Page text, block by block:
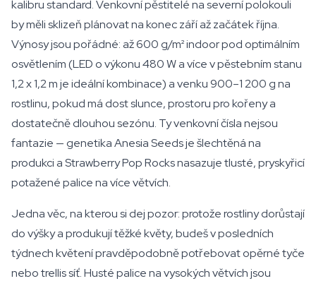
kalibru standard. Venkovní pěstitelé na severní polokouli
by měli sklizeň plánovat na konec září až začátek října.
Výnosy jsou pořádné: až 600 g/m² indoor pod optimálním
osvětlením (LED o výkonu 480 W a více v pěstebním stanu
1,2 x 1,2 m je ideální kombinace) a venku 900–1 200 g na
rostlinu, pokud má dost slunce, prostoru pro kořeny a
dostatečně dlouhou sezónu. Ty venkovní čísla nejsou
fantazie — genetika Anesia Seeds je šlechtěná na
produkci a Strawberry Pop Rocks nasazuje tlusté, pryskyřicí
potažené palice na více větvích.
Jedna věc, na kterou si dej pozor: protože rostliny dorůstají
do výšky a produkují těžké květy, budeš v posledních
týdnech květení pravděpodobně potřebovat opěrné tyče
nebo trellis síť. Husté palice na vysokých větvích jsou